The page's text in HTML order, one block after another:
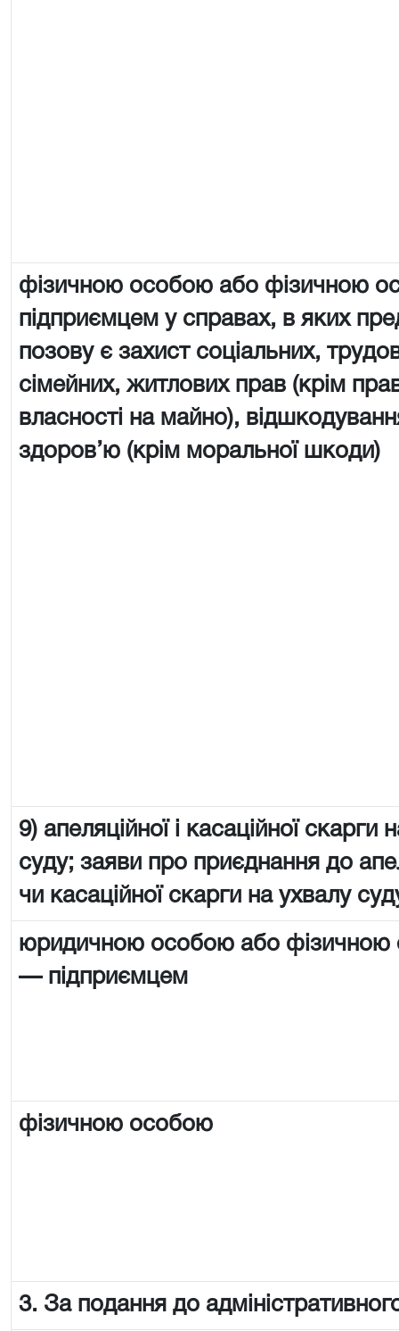
фізичною особою або фізичною
підприємцем у справах, в яких
позову є захист соціальних,
сімейних, житлових прав (крім
власності на майно),
здоров’ю (крім моральної шкоди)
9) апеляційної і касаційної скарги
суду; заяви про приєднання до
чи касаційної скарги на ухвалу
юридичною особою або фізичною
— підприємцем
фізичною особою
3. За подання до